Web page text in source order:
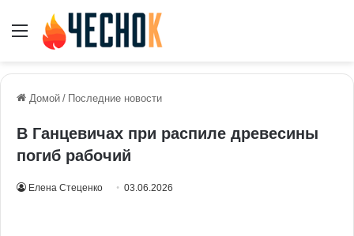
Меню
Домой / Последние новости
В Ганцевичах при распиле древесины
погиб рабочий
Елена Стеценко 03.06.2026